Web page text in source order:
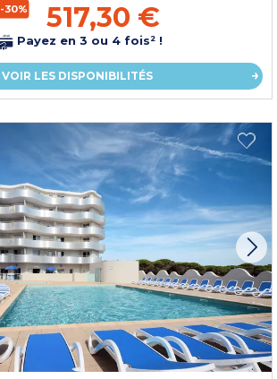
-30% 517,30 €
Payez en 3 ou 4 fois² !
VOIR LES DISPONIBILITÉS